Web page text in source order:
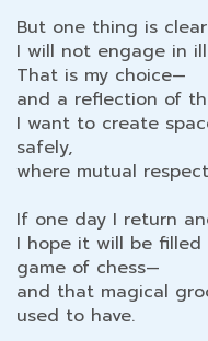
But one thing is
I will not engage in
That is my choice—
and a reflection of
I want to create
safely,
where mutual
If one day I return
I hope it will be filled
game of chess—
and that magical
used to have.